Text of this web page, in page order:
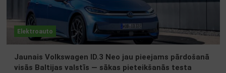
Elektroauto
Jaunais Volkswagen ID.3 Neo jau pieejams pārdošanā
visās Baltijas valstīs — sākas pieteikšanās testa